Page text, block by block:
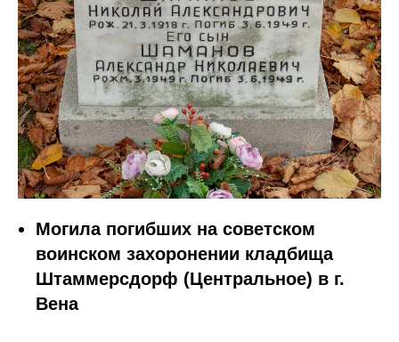
Могила погибших на советском
воинском захоронении кладбища
Штаммерсдорф (Центральное) в г.
Вена